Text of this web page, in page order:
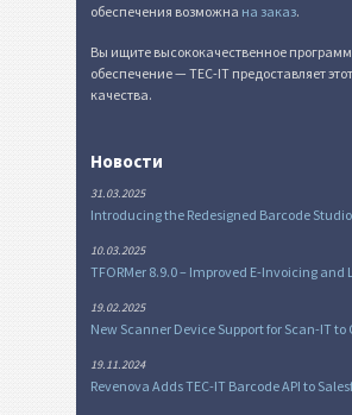
обеспечения возможна на заказ.
Вы ищите высококачественное
обеспечение — TEC-IT предоставляет
качества.
Новости
31.03.2025
Introducing the Redesigned Barcode Studio
10.03.2025
TFORMer 8.9.0 – Improved E-Invoicing and
19.02.2025
New Scanner Device Support for Scan-IT to
19.11.2024
Revenova Adds TEC-IT Barcode API to